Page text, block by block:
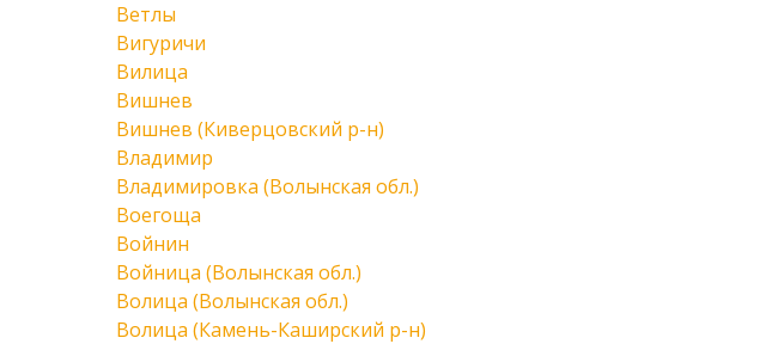
Ветлы
Вигуричи
Вилица
Вишнев
Вишнев (Киверцовский р-н)
Владимир
Владимировка (Волынская обл.)
Воегоща
Войнин
Войница (Волынская обл.)
Волица (Волынская обл.)
Волица (Камень-Каширский р-н)